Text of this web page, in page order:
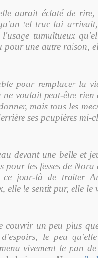
aurait éclaté de
tel truc lui
tumultueux
pour une autre raison,
pour remplacer la
ne voulait peut-être
mais tous les
ses paupières mi-
devant une belle et
pour les fesses de
ce jour-là de traiter
elle le sentit pur, elle le
couvrir un peu plus
le peu
vivement le pan